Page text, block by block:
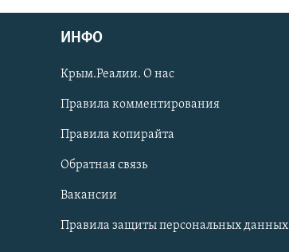
ИНФО
Крым.Реалии. О нас
Правила комментирования
Правила копирайта
Обратная связь
Вакансии
Правила защиты персональных данных